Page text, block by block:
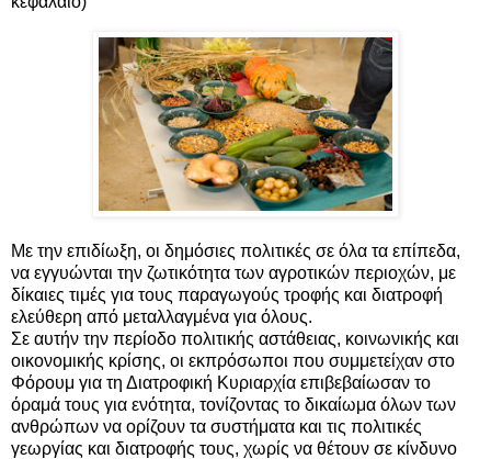
Με την επιδίωξη, οι δημόσιες πολιτικές σε όλα τα επίπεδα,
να εγγυώνται την ζωτικότητα των αγροτικών περιοχών, με
δίκαιες τιμές για τους παραγωγούς τροφής και διατροφή
ελεύθερη από μεταλλαγμένα για όλους.
Σε αυτήν την περίοδο πολιτικής αστάθειας, κοινωνικής και
οικονομικής κρίσης, οι εκπρόσωποι που συμμετείχαν στο
Φόρουμ για τη Διατροφική Κυριαρχία επιβεβαίωσαν το
όραμά τους για ενότητα, τονίζοντας το δικαίωμα όλων των
ανθρώπων να ορίζουν τα συστήματα και τις πολιτικές
γεωργίας και διατροφής τους, χωρίς να θέτουν σε κίνδυνο